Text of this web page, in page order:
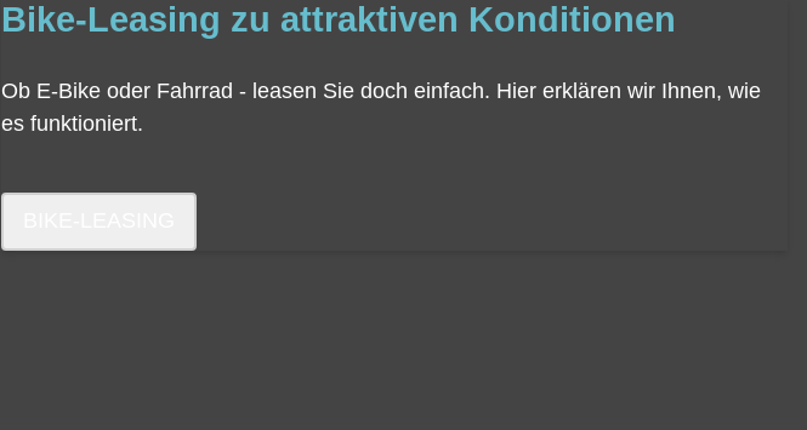
Bike-Leasing zu attraktiven Konditionen
Ob E-Bike oder Fahrrad - leasen Sie doch einfach. Hier erklären wir Ihnen, wie
es funktioniert.